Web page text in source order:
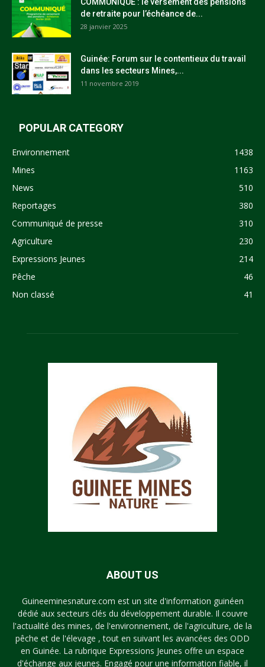
de retraite pour l’échéance de...
28 janvier 2025
Guinée: Forum sur le contentieux du travail
dans les secteurs Mines,...
11 novembre 2019
POPULAR CATEGORY
Environnement
1438
Mines
1163
News
510
Reportages
380
Communiqué de presse
310
Agriculture
230
Expressions Jeunes
214
Pêche
46
Non classé
41
ABOUT US
Guineeminesnature.com est un site d'information guinéen
dédié aux secteurs clés du développement durable. Il couvre
l'actualité des mines, de l'environnement, de l'agriculture, de la
pêche et de l'élevage , tout en suivant les avancées des ODD
en Guinée. La rubrique Expressions Jeunes offre un espace
d'échange aux jeunes. Engagé pour une information fiable, il